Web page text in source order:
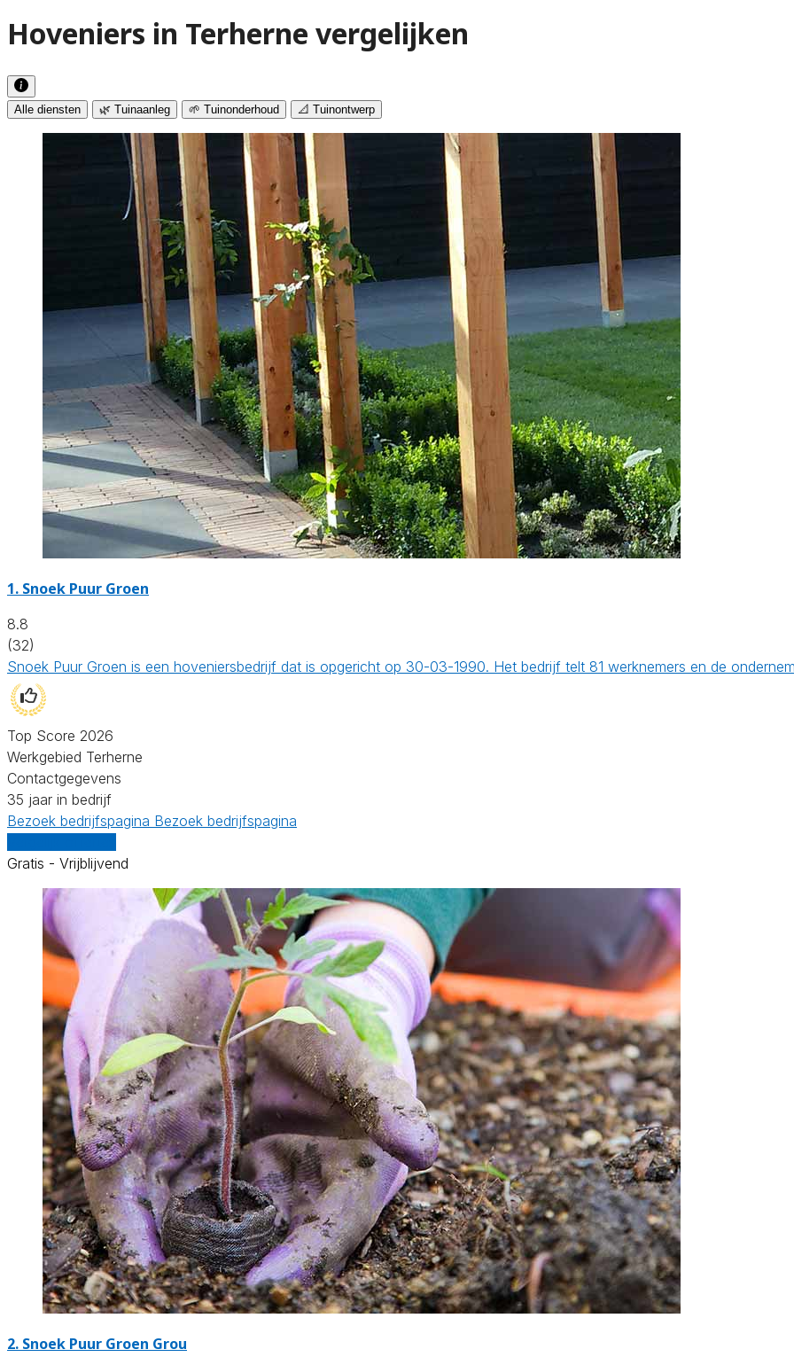
Hoveniers in Terherne vergelijken
Alle diensten 🌿 Tuinaanleg 🌱 Tuinonderhoud 📐 Tuinontwerp
1. Snoek Puur Groen
8.8
(32)
Snoek Puur Groen is een hoveniersbedrijf dat is opgericht op 30-03-1990. Het bedrijf telt 81 werknemers en de
Top Score 2026
Werkgebied Terherne
Contactgegevens
35 jaar in bedrijf
Bezoek bedrijfspagina Bezoek bedrijfspagina
Gratis - Vrijblijvend
2. Snoek Puur Groen Grou